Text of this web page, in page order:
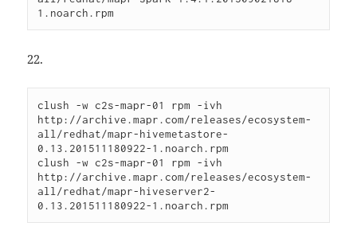
1.noarch.rpm
22.
clush -w c2s-mapr-01 rpm -ivh
http://archive.mapr.com/releases/ecosystem-
all/redhat/mapr-hivemetastore-
0.13.201511180922-1.noarch.rpm
clush -w c2s-mapr-01 rpm -ivh
http://archive.mapr.com/releases/ecosystem-
all/redhat/mapr-hiveserver2-
0.13.201511180922-1.noarch.rpm